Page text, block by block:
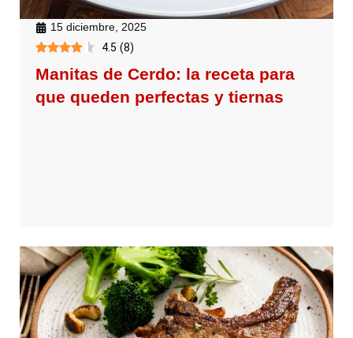
15 diciembre, 2025
4.5 (8)
Manitas de Cerdo: la receta para
que queden perfectas y tiernas